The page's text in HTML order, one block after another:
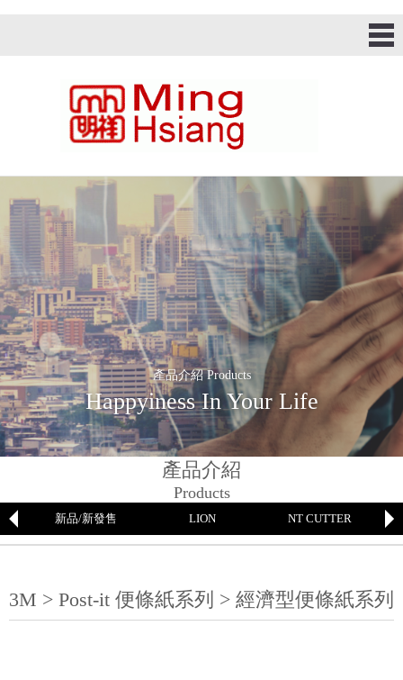
產品介紹 Products
Happyiness In Your Life
產品介紹
Products
新品/新發售 LION NT CUTTER
3M > Post-it 便條紙系列 > 經濟型便條紙系列